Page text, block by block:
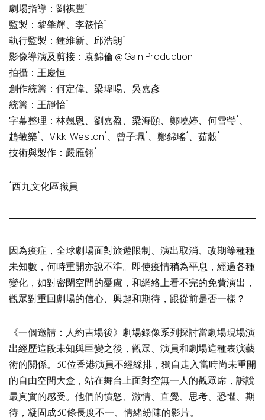
劇場指導：劉祺豐*
監製：黎肇輝、李筱怡*
執行監製：鍾維新、邱浩朗*
影像導演及剪接：袁錦倫 @ Gain Production
拍攝：王慶恒
創作統籌：何定偉、梁瑋暘、吳嘉彥
統籌：王靜怡*
字幕整理：林翹恩、劉嘉盈、梁海頤、鄭曉婷、何雪瑩*、
趙敏樂*、Vikki Weston*、曾子珮*、鄭錦瑤*、茹穀*
技術與製作：嚴雁翎*
*西九文化區職員
因為疫症，全球劇場面對旅遊限制、演出取消、改期等種種
未知數，何時重開亦說不準。即使疫情稍為平息，經過各種
變化，如對密閉空間的憂慮，和網絡上看不完的免費演出，
觀眾對重回劇場的信心、興趣和期待，跟從前是否一樣？
《一個邀請：人約吉場後》劇場錄像系列探討當劇場現場演
出經歷這段未知與巨變之後，觀眾、演員和劇場這種表演藝
術的關係。30位香港演員不經綵排，獨自走入當時尚未重開
的自由空間大盒，站在舞台上面對空無一人的觀眾席，訴說
最真實的感受。他們的憤怒、激情、直覺、思考、恐懼、期
待，凝固成30條長度不一、情緒紛陳的影片。